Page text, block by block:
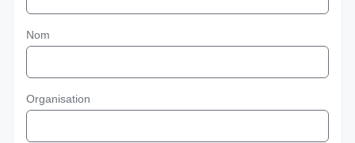
Nom
Organisation